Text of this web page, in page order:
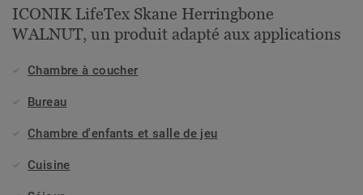
ICONIK LifeTex Skane Herringbone
WALNUT, un produit adapté aux applications
Chambre à coucher
Bureau
Chambre d'enfants et salle de jeu
Cuisine